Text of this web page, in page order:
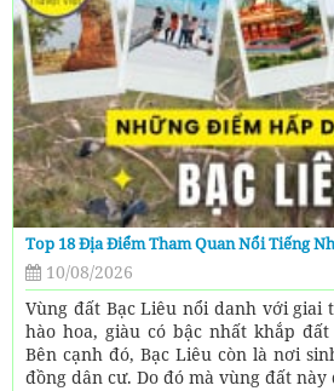
Top 18 Địa Điểm Tham Quan Nổi Tiếng
10/08/2026
Vùng đất Bạc Liêu nổi danh với giai
hào hoa, giàu có bậc nhất khắp
Bên cạnh đó, Bạc Liêu còn là nơi
đồng dân cư. Do đó mà vùng đất